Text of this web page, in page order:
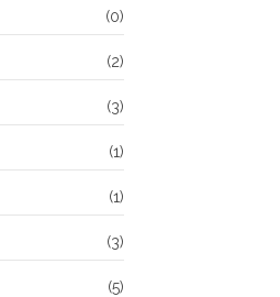
(0)
(2)
(3)
(1)
(1)
(3)
(5)